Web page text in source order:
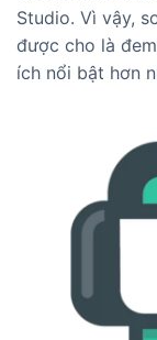
Studio. Vì vậy,
được cho là
ích nổi bật hơn